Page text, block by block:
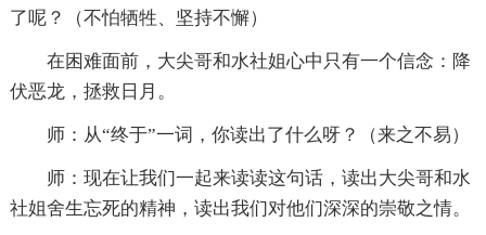
了呢？（不怕牺牲、坚持不懈）
在困难面前，大尖哥和水社姐心中只有一个信念：降
伏恶龙，拯救日月。
师：从“终于”一词，你读出了什么呀？（来之不易）
师：现在让我们一起来读读这句话，读出大尖哥和水
社姐舍生忘死的精神，读出我们对他们深深的崇敬之情。